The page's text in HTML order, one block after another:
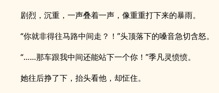
剧烈，沉重，一声叠着一声，像重重打下来的暴雨。
“你就非得往马路中间走？！”头顶落下的嗓音急切含怒。
“……那车跟我中间还能站下一个你！”季凡灵愤愤。
她往后挣了下，抬头看他，却怔住。